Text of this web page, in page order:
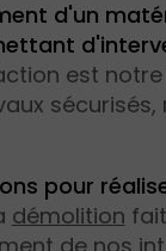
d'un
est
pour
démolition